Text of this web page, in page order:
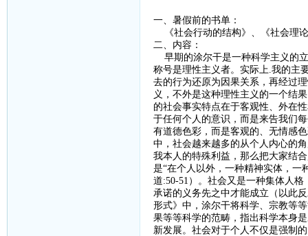
一、暑假前的书单：
《社会行动的结构》、《社会理
二、内容：
早期的涂尔干是一种科学主义的
称号是理性主义者。实际上 我的主
去的行为还原为因果关系，再经过
义，不外是这种理性主义的一个结
的社会事实特点在于客观性、外在
于任何个人的意识，而是来告我们
有道德色彩，而是客观的、无情感
中，社会越来越多的从个人内心的
我本人的特殊利益，那么把大家结
是“在个人以外，一种精神实体，一
道:50-51 ）。社会又是一种集体人
承诺的义务先之中才能成立（以此
形式》中，涂尔干将科学、宗教等
果等等科学的范畴，指出科学本身
新发展。社会对于个人不仅是强制